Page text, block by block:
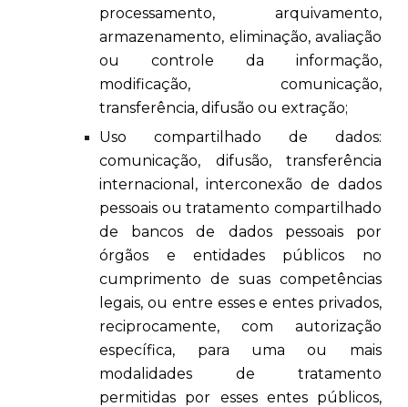
processamento, arquivamento,
armazenamento, eliminação, avaliação
ou controle da informação,
modificação, comunicação,
transferência, difusão ou extração;
Uso compartilhado de dados:
comunicação, difusão, transferência
internacional, interconexão de dados
pessoais ou tratamento compartilhado
de bancos de dados pessoais por
órgãos e entidades públicos no
cumprimento de suas competências
legais, ou entre esses e entes privados,
reciprocamente, com autorização
específica, para uma ou mais
modalidades de tratamento
permitidas por esses entes públicos,